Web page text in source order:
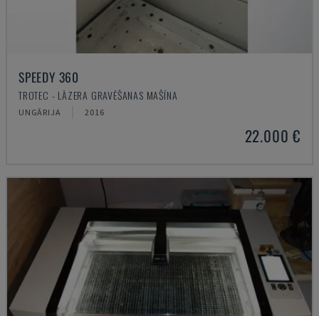
SPEEDY 360
TROTEC - LĀZERA GRAVĒŠANAS MAŠĪNA
UNGĀRIJA 2016
22.000 €